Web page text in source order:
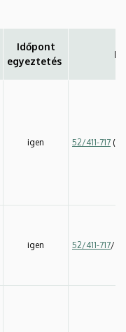
Időpont
egyeztetés
igen 52/411-717
igen 52/411-717/